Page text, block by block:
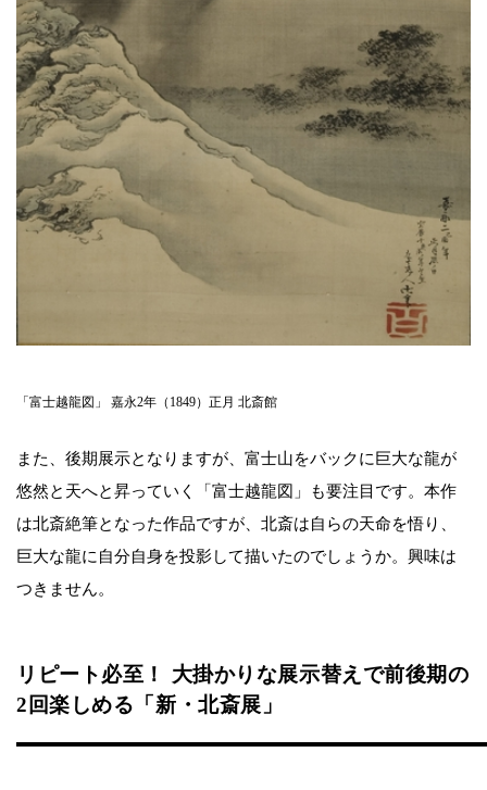
「富士越龍図」 嘉永2年（1849）正月 北斎館
また、後期展示となりますが、富士山をバックに巨大な龍が
悠然と天へと昇っていく「富士越龍図」も要注目です。本作
は北斎絶筆となった作品ですが、北斎は自らの天命を悟り、
巨大な龍に自分自身を投影して描いたのでしょうか。興味は
つきません。
リピート必至！ 大掛かりな展示替えで前後期の
2回楽しめる「新・北斎展」